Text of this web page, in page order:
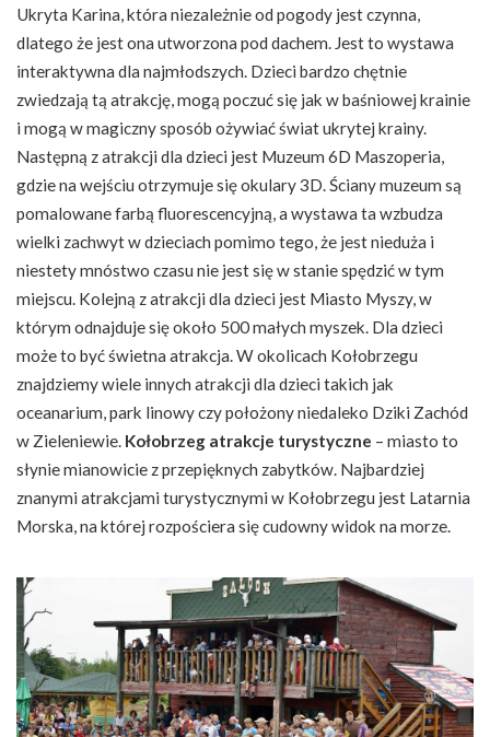
Ukryta Karina, która niezależnie od pogody jest czynna,
dlatego że jest ona utworzona pod dachem. Jest to wystawa
interaktywna dla najmłodszych. Dzieci bardzo chętnie
zwiedzają tą atrakcję, mogą poczuć się jak w baśniowej krainie
i mogą w magiczny sposób ożywiać świat ukrytej krainy.
Następną z atrakcji dla dzieci jest Muzeum 6D Maszoperia,
gdzie na wejściu otrzymuje się okulary 3D. Ściany muzeum są
pomalowane farbą fluorescencyjną, a wystawa ta wzbudza
wielki zachwyt w dzieciach pomimo tego, że jest nieduża i
niestety mnóstwo czasu nie jest się w stanie spędzić w tym
miejscu. Kolejną z atrakcji dla dzieci jest Miasto Myszy, w
którym odnajduje się około 500 małych myszek. Dla dzieci
może to być świetna atrakcja. W okolicach Kołobrzegu
znajdziemy wiele innych atrakcji dla dzieci takich jak
oceanarium, park linowy czy położony niedaleko Dziki Zachód
w Zieleniewie. Kołobrzeg atrakcje turystyczne – miasto to
słynie mianowicie z przepięknych zabytków. Najbardziej
znanymi atrakcjami turystycznymi w Kołobrzegu jest Latarnia
Morska, na której rozpościera się cudowny widok na morze.